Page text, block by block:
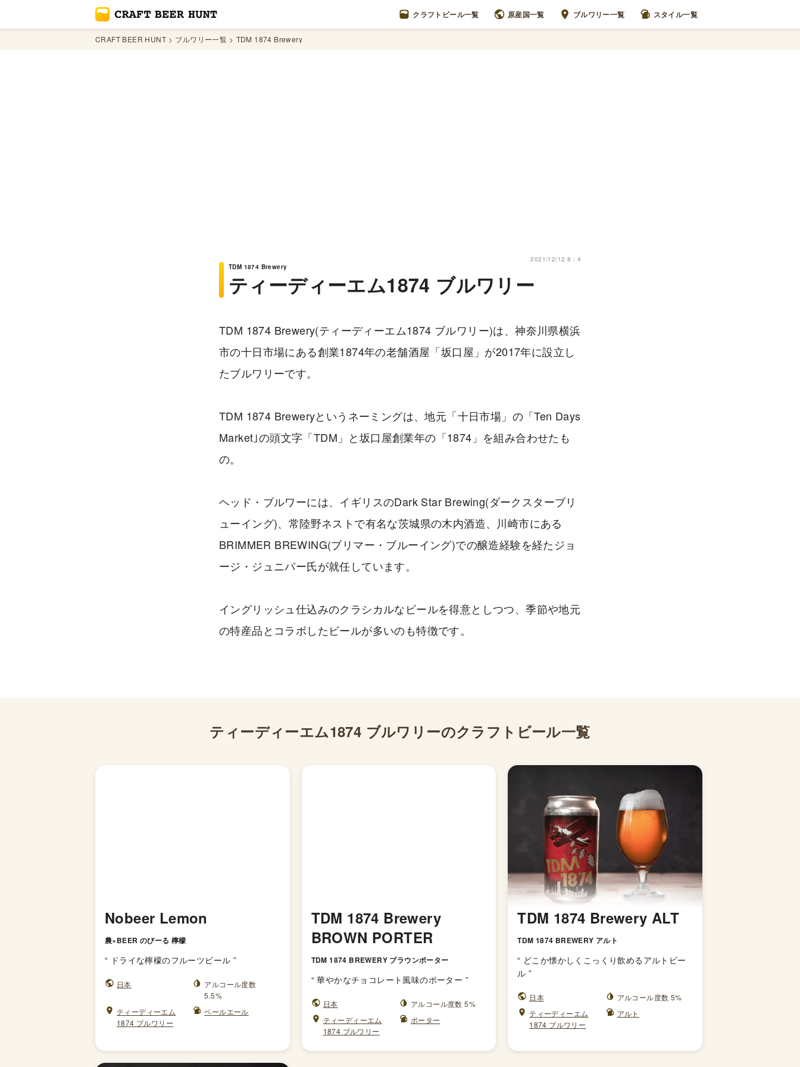
クラフトビール一覧 原産国一覧 ブルワリー一覧 スタイル一覧
CRAFT BEER HUNT ブルワリー一覧 TDM 1874 Brewery
2021/12/12 8：4
TDM 1874 Brewery
ティーディーエム1874 ブルワリー
TDM 1874 Brewery(ティーディーエム1874 ブルワリー)は、神奈川県横浜
市の十日市場にある創業1874年の老舗酒屋「坂口屋」が2017年に設立し
たブルワリーです。
TDM 1874 Breweryというネーミングは、地元「十日市場」の「Ten Days
Market｣の頭文字「TDM」と坂口屋創業年の「1874」を組み合わせたも
の。
ヘッド・ブルワーには、イギリスのDark Star Brewing(ダークスターブリ
ューイング)、常陸野ネストで有名な茨城県の木内酒造、川崎市にある
BRIMMER BREWING(ブリマー・ブルーイング)での醸造経験を経たジョ
ージ・ジュニパー氏が就任しています。
イングリッシュ仕込みのクラシカルなビールを得意としつつ、季節や地元
の特産品とコラボしたビールが多いのも特徴です。
ティーディーエム1874 ブルワリーのクラフトビール一覧
Nobeer Lemon
農×BEER のびーる 檸檬
“ ドライな檸檬のフルーツビール ”
日本
アルコール度数
5.5%
ティーディーエム
1874 ブルワリー
ペールエール
TDM 1874 Brewery
BROWN PORTER
TDM 1874 BREWERY ブラウンポーター
“華やかなチョコレート風味のポーター ”
日本
アルコール度数 5%
ティーディーエム
1874 ブルワリー
ポーター
TDM 1874 Brewery ALT
TDM 1874 BREWERY アルト
“ どこか懐かしくこっくり飲めるアルトビー
ル ”
日本
アルコール度数 5%
ティーディーエム
1874 ブルワリー
アルト